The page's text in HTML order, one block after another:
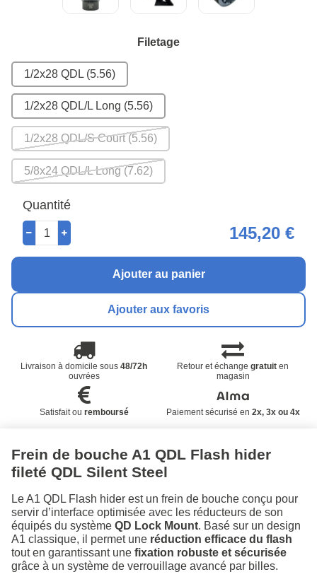
Filetage
1/2x28 QDL (5.56)
1/2x28 QDL/L Long (5.56)
1/2x28 QDL/S Court (5.56)
5/8x24 QDL/L Long (7.62)
Quantité
145,20 €
Ajouter au panier
Ajouter aux favoris
Livraison à domicile sous48/72h
ouvrées
Retour et échangegratuit en
magasin
Satisfait ou remboursé Paiement sécurisé en 2x, 3x ou 4x
Frein de bouche A1 QDL Flash hider
fileté QDL Silent Steel
Le A1 QDL Flash hider est un frein de bouche conçu pour
servir d’interface optimisée avec les réducteurs de son
équipés du système QD Lock Mount. Basé sur un design
A1 classique, il permet une réduction efficace du flash
tout en garantissant une fixation robuste et sécurisée
grâce à un système de verrouillage avancé par billes.